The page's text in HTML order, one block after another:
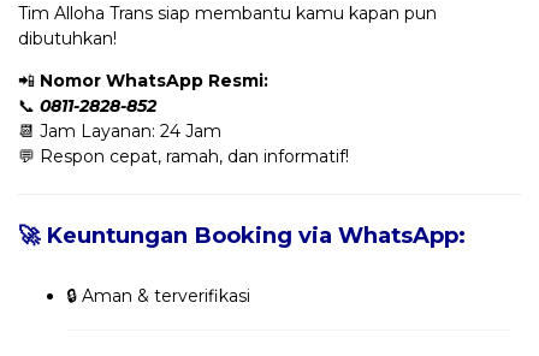
Tim Alloha Trans siap membantu kamu kapan pun
dibutuhkan!
📲 Nomor WhatsApp Resmi:
📞 0811-2828-852
📆 Jam Layanan: 24 Jam
💬 Respon cepat, ramah, dan informatif!
🚀 Keuntungan Booking via WhatsApp:
🔒 Aman & terverifikasi